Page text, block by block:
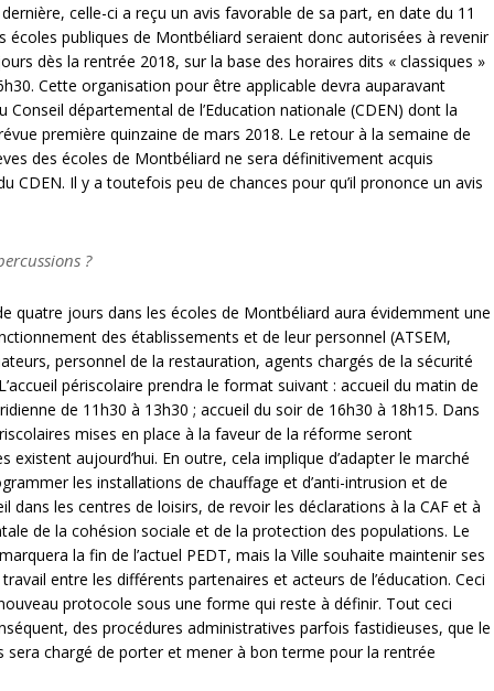
celle-ci a reçu un avis favorable de sa part, en date du 11
écoles publiques de Montbéliard seraient donc autorisées à revenir
dès la rentrée 2018, sur la base des horaires dits « classiques »
Cette organisation pour être applicable devra auparavant
Conseil départemental de l’Education nationale (CDEN) dont la
première quinzaine de mars 2018. Le retour à la semaine de
des écoles de Montbéliard ne sera définitivement acquis
CDEN. Il y a toutefois peu de chances pour qu’il prononce un avis
?
quatre jours dans les écoles de Montbéliard aura évidemment une
des établissements et de leur personnel (ATSEM,
personnel de la restauration, agents chargés de la sécurité
périscolaire prendra le format suivant : accueil du matin de
de 11h30 à 13h30 ; accueil du soir de 16h30 à 18h15. Dans
mises en place à la faveur de la réforme seront
existent aujourd’hui. En outre, cela implique d’adapter le marché
les installations de chauffage et d’anti-intrusion et de
dans les centres de loisirs, de revoir les déclarations à la CAF et à
de la cohésion sociale et de la protection des populations. Le
la fin de l’actuel PEDT, mais la Ville souhaite maintenir ses
entre les différents partenaires et acteurs de l’éducation. Ceci
protocole sous une forme qui reste à définir. Tout ceci
des procédures administratives parfois fastidieuses, que le
sera chargé de porter et mener à bon terme pour la rentrée